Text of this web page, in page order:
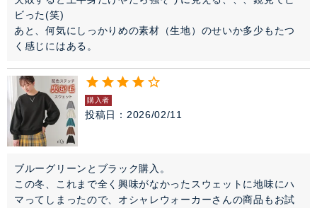
ビった(笑)
あと、何気にしっかりめの素材（生地）のせいか多少もたつ
く感じにはある。
購入者
投稿日 2026/02/11
ブルーグリーンとブラック購入。
この冬、これまで全く興味がなかったスウェットに地味にハ
マってしまったので、オシャレウォーカーさんの商品もお試